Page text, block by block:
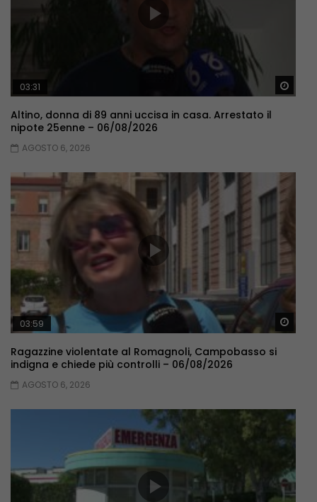
03:31
Altino, donna di 89 anni uccisa in casa. Arrestato il
nipote 25enne – 06/08/2026
AGOSTO 6, 2026
03:59
Ragazzine violentate al Romagnoli, Campobasso si
indigna e chiede più controlli – 06/08/2026
AGOSTO 6, 2026